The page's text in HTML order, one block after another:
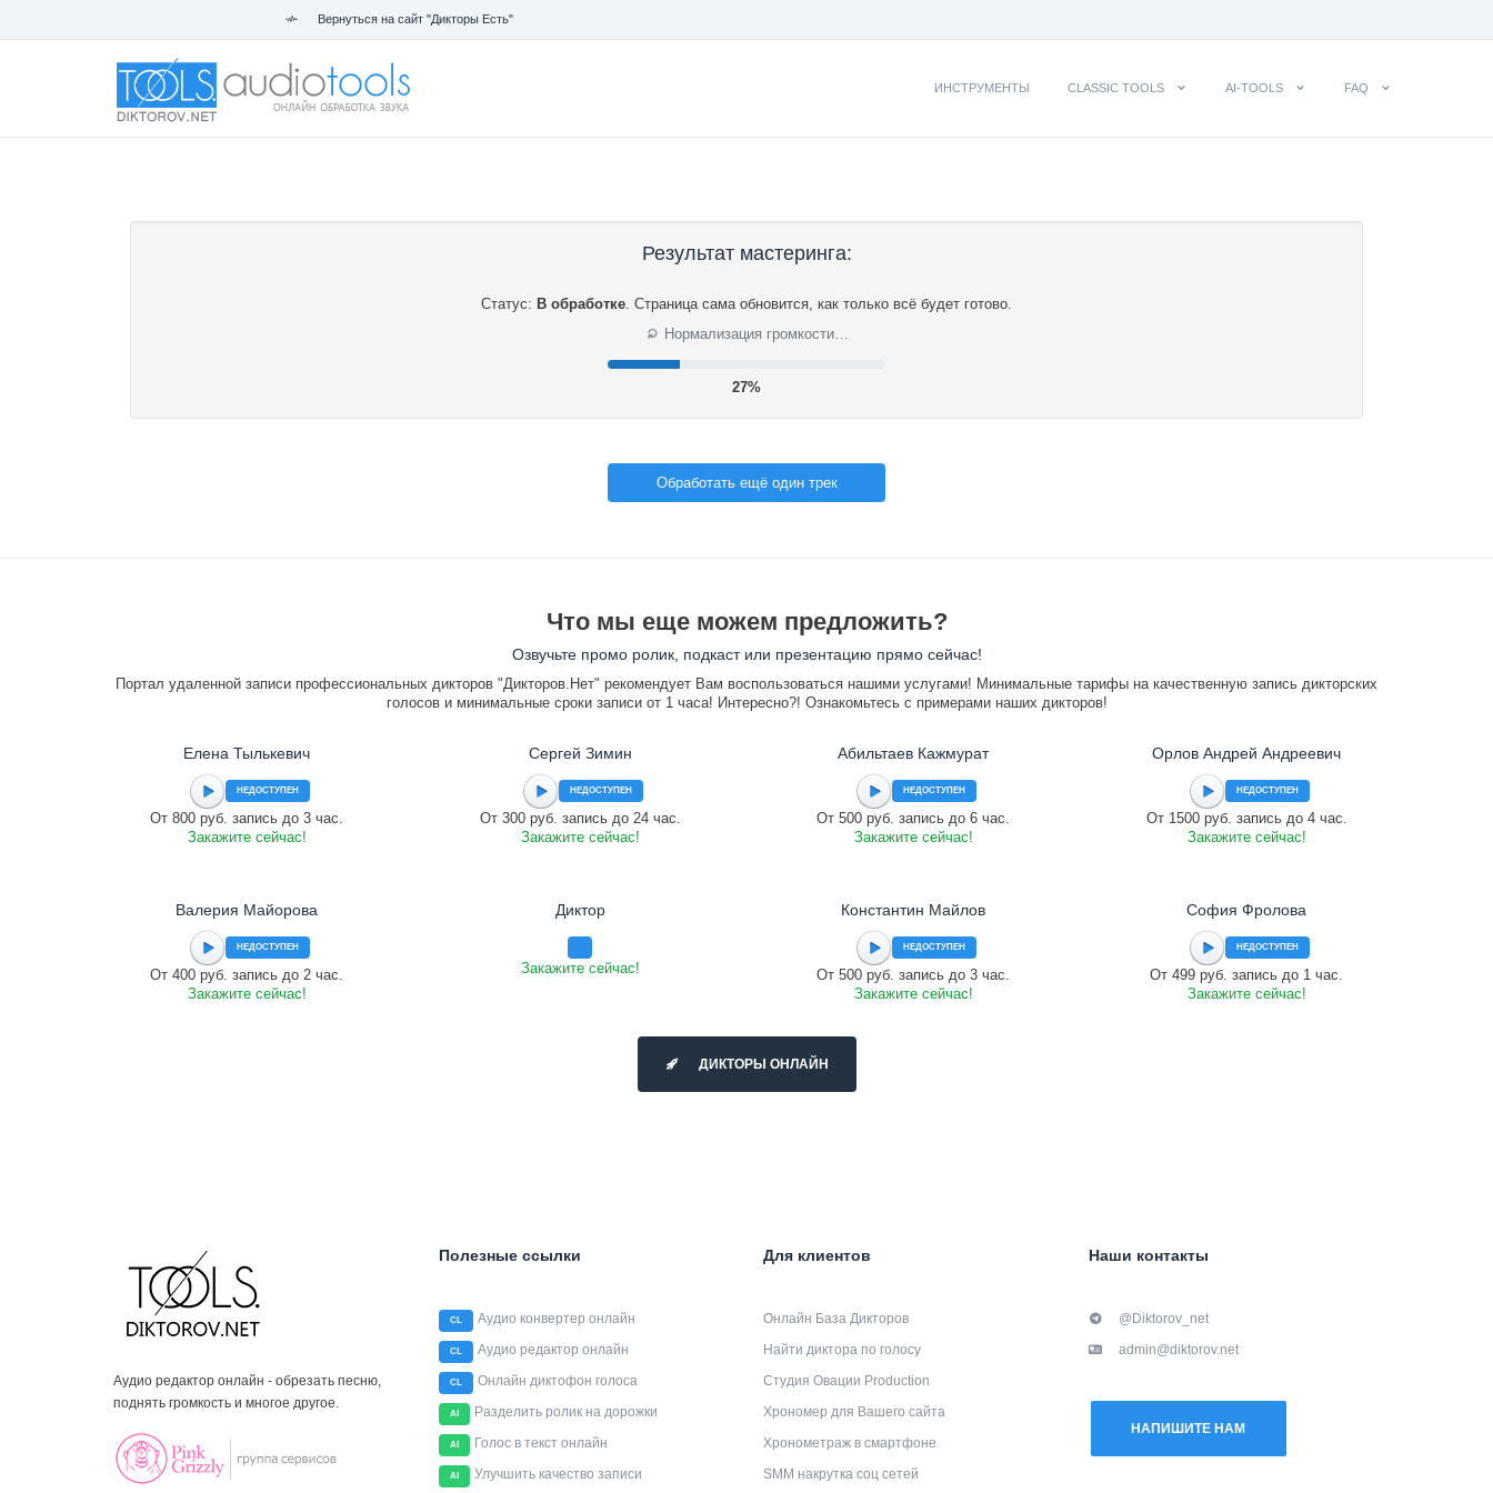
Вернуться на сайт "Дикторы Есть"
ИНСТРУМЕНТЫ CLASSIC TOOLS AI-TOOLS FAQ
Результат мастеринга:
Статус: В обработке. Страница сама обновится, как только всё будет готово.
⟳ Нормализация громкости…
28%
Обработать ещё один трек
Что мы еще можем предложить?
Озвучьте промо ролик, подкаст или презентацию прямо сейчас!
Портал удаленной записи профессиональных дикторов "Дикторов.Нет" рекомендует Вам воспользоваться нашими услугами! Минимальные тарифы на качественную запись дикторских
голосов и минимальные сроки записи от 1 часа! Интересно?! Ознакомьтесь с примерами наших дикторов!
Елена Тылькевич
НЕДОСТУПЕН
От 800 руб. запись до 3 час.
Закажите сейчас!
Сергей Зимин
НЕДОСТУПЕН
От 300 руб. запись до 24 час.
Закажите сейчас!
Абильтаев Кажмурат
НЕДОСТУПЕН
От 500 руб. запись до 6 час.
Закажите сейчас!
Орлов Андрей Андреевич
НЕДОСТУПЕН
От 1500 руб. запись до 4 час.
Закажите сейчас!
Валерия Майорова
НЕДОСТУПЕН
От 400 руб. запись до 2 час.
Закажите сейчас!
Диктор
Закажите сейчас!
Константин Майлов
НЕДОСТУПЕН
От 500 руб. запись до 3 час.
Закажите сейчас!
София Фролова
НЕДОСТУПЕН
От 499 руб. запись до 1 час.
Закажите сейчас!
ДИКТОРЫ ОНЛАЙН
Аудио редактор онлайн - обрезать песню,
поднять громкость и многое другое.
Полезные ссылки
CL Аудио конвертер онлайн
CL Аудио редактор онлайн
CL Онлайн диктофон голоса
AI Разделить ролик на дорожки
AI Голос в текст онлайн
AI Улучшить качество записи
Для клиентов
Онлайн База Дикторов
Найти диктора по голосу
Студия Овации Production
Хрономер для Вашего сайта
Хронометраж в смартфоне
SMM накрутка соц сетей
Наши контакты
@Diktorov_net
admin@diktorov.net
НАПИШИТЕ НАМ